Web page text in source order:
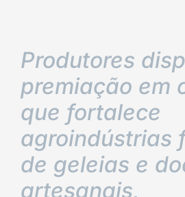
Produtores
premiação em
que fortalece
agroindústrias
de geleias e
artesanais,